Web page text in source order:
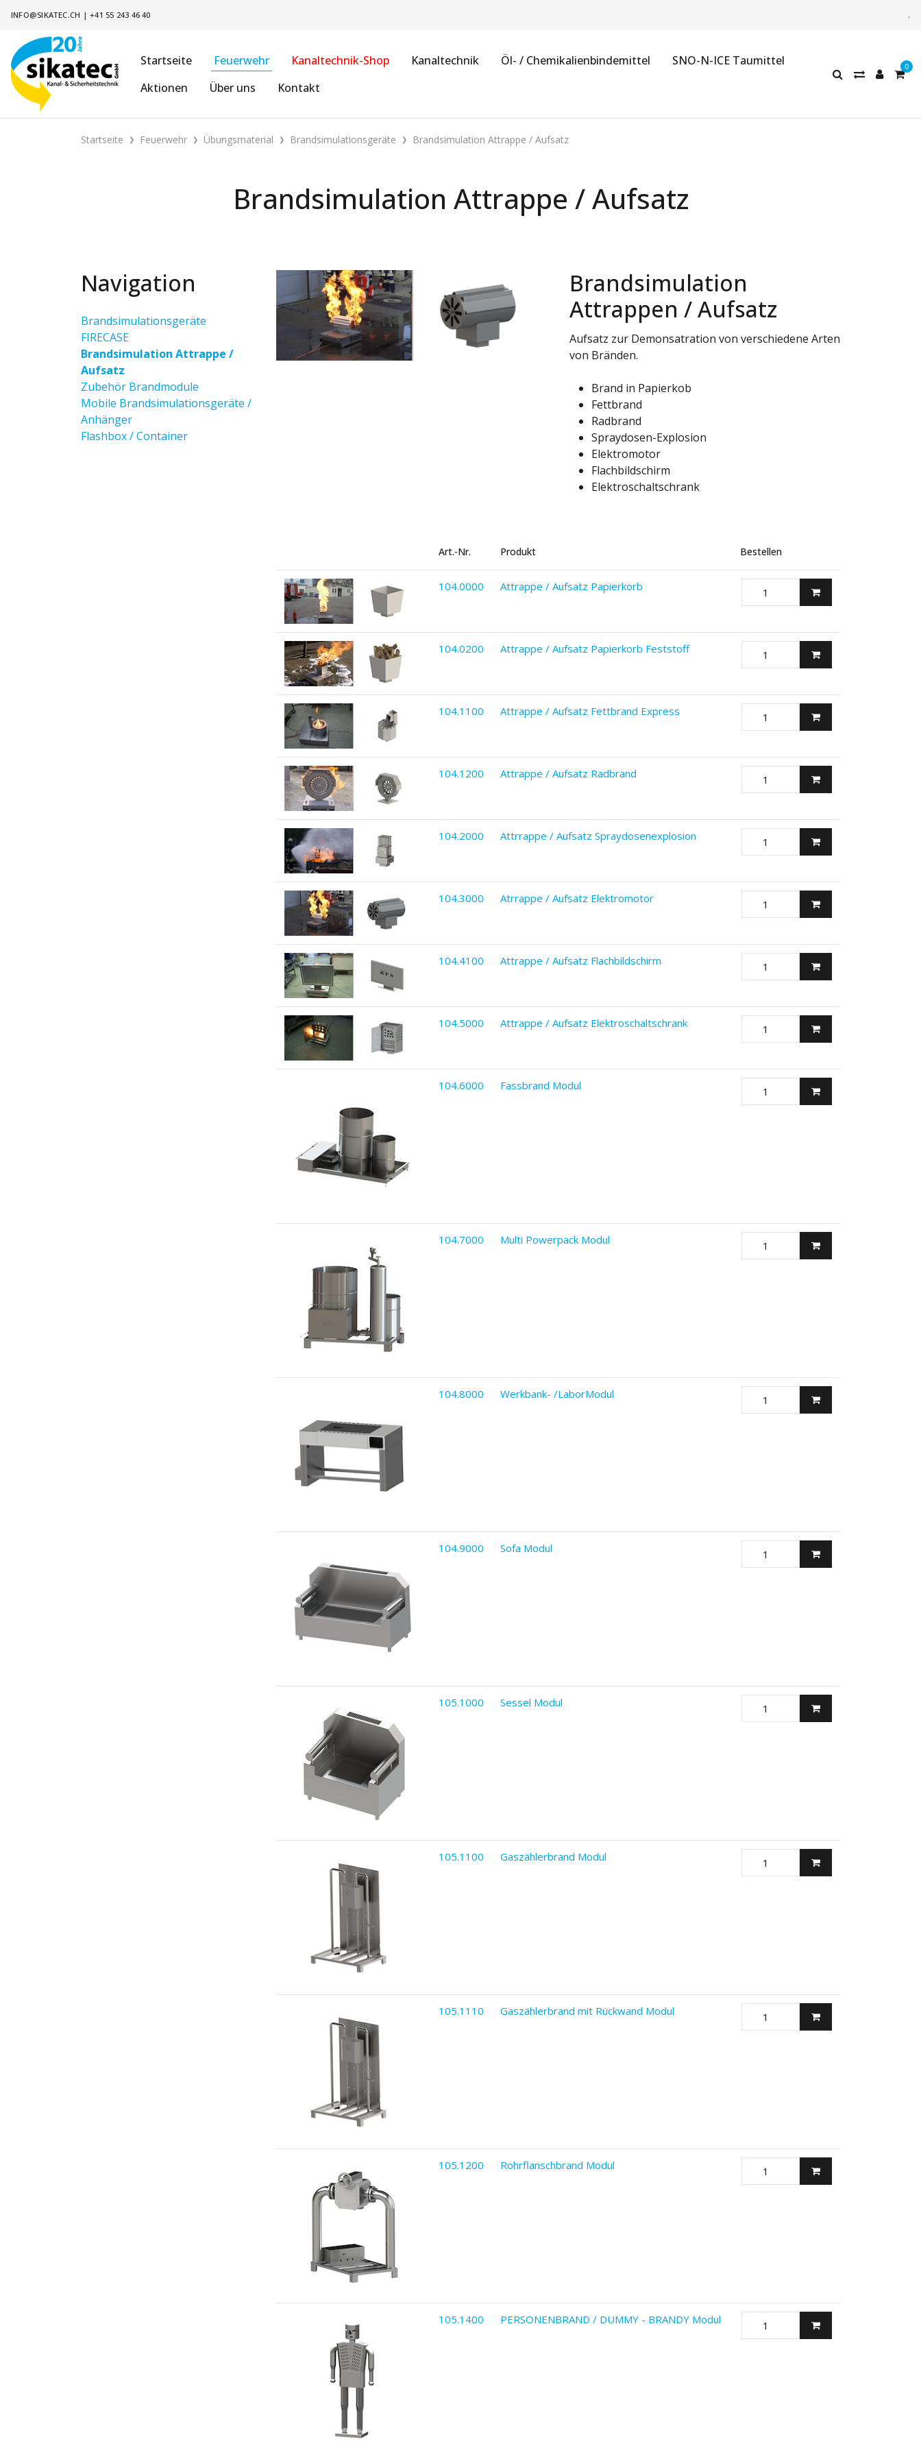
INFO@SIKATEC.CH |+41 55 243 46 40 .
Startseite Feuerwehr Kanaltechnik Öl- / Chemikalienbindemittel
SNO-N-ICE Taumittel
Aktionen
Über uns Kontakt
Kanaltechnik-Shop
Startseite Feuerwehr Übungsmaterial Brandsimulationsgeräte Brandsimulation Attrappe / Aufsatz
Brandsimulation Attrappe / Aufsatz
Navigation
Brandsimulationsgeräte
FIRECASE
Brandsimulation Attrappe /
Aufsatz
Zubehör Brandmodule
Mobile Brandsimulationsgeräte /
Anhänger
Flashbox / Container
Brandsimulation
Attrappen / Aufsatz
Aufsatz zur Demonsatration von verschiedene Arten
von Bränden.
Brand in Papierkob
Fettbrand
Radbrand
Spraydosen-Explosion
Elektromotor
Flachbildschirm
Elektroschaltschrank
Art.-Nr. Produkt Bestellen
104.0000 Attrappe / Aufsatz Papierkorb
104.0200 Attrappe / Aufsatz Papierkorb Feststoff
104.1100 Attrappe / Aufsatz Fettbrand Express
104.1200 Attrappe / Aufsatz Radbrand
104.2000 Attrrappe / Aufsatz Spraydosenexplosion
104.3000 Atrrappe / Aufsatz Elektromotor
104.4100 Attrappe / Aufsatz Flachbildschirm
104.5000 Attrappe / Aufsatz Elektroschaltschrank
104.6000 Fassbrand Modul
104.7000 Multi Powerpack Modul
104.8000 Werkbank- /LaborModul
104.9000 Sofa Modul
105.1000 Sessel Modul
105.1100 Gaszählerbrand Modul
105.1110 Gaszählerbrand mit Rückwand Modul
105.1200 Rohrflanschbrand Modul
105.1400 PERSONENBRAND / DUMMY - BRANDY Modul